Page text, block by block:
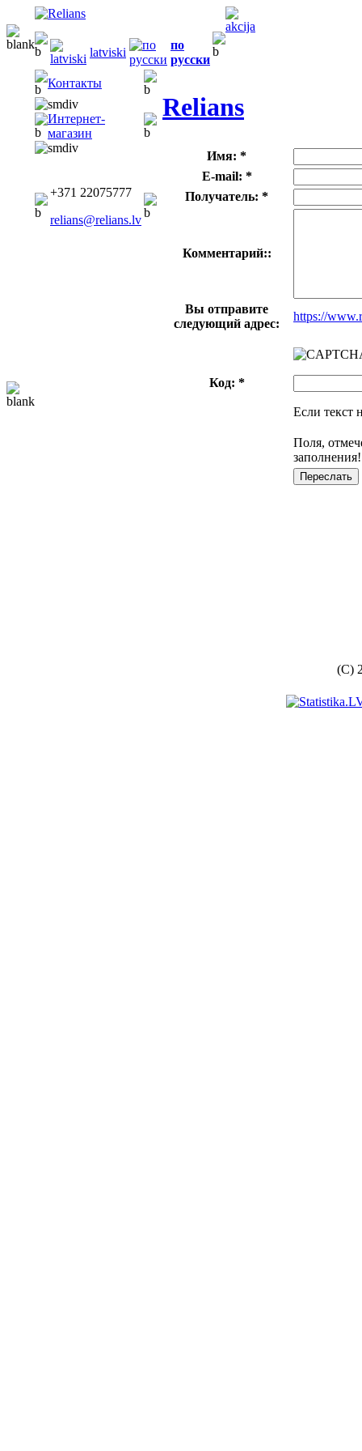
latviski
по
русски
Контакты
Интернет-
магазин
+371 22075777
relians@relians.lv
Relians
Имя: *
E-mail: *
Получатель: *
Комментарий::
Вы отправите
следующий адрес:
https://
Код: *
Если текст
Поля,
заполнения!
(C)